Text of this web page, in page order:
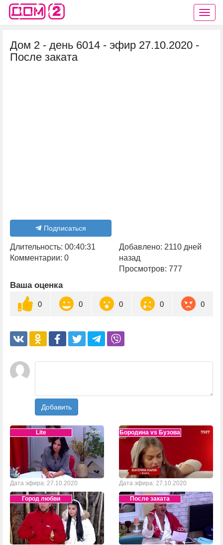
Дом 2 - день 6014 - эфир 27.10.2020 -
После заката
Подписаться
Длительность: 00:40:31
Комментарии: 0
Добавлено: 2110 дней
назад
Просмотров: 777
Ваша оценка
0 0 0 0 0
Добавить
Lite
Дата эфира: 27.10.2020
Бородина vs Бузова
Дата эфира: 27.10.2020
Город любви После заката